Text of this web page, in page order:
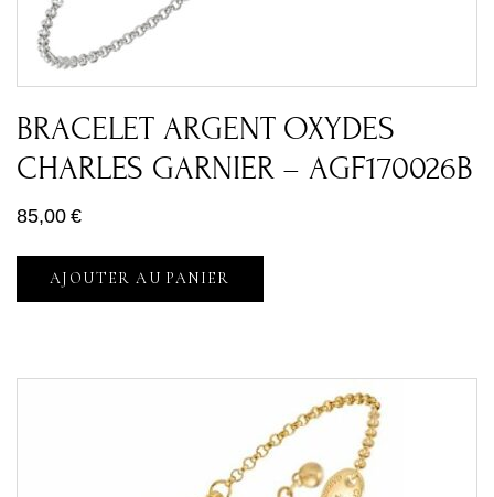
BRACELET ARGENT OXYDES
CHARLES GARNIER – AGF170026B
85,00€
AJOUTER AU PANIER